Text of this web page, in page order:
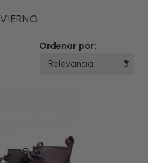
Ordenar por: